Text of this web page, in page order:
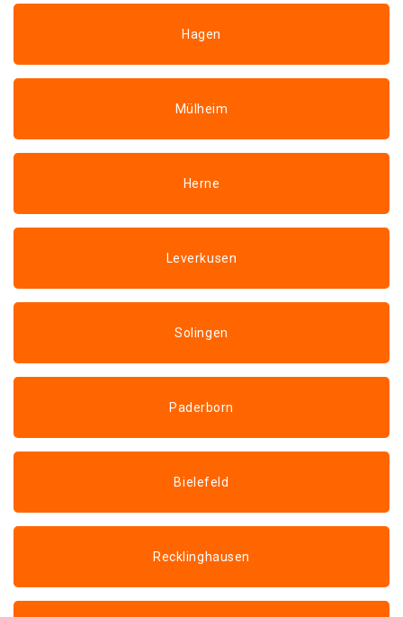
Hagen
Mülheim
Herne
Leverkusen
Solingen
Paderborn
Bielefeld
Recklinghausen